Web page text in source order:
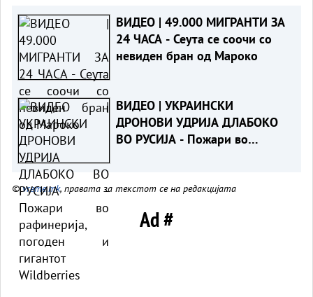
ВИДЕО | 49.000 МИГРАНТИ ЗА
24 ЧАСА - Сеута се соочи со
невиден бран од Мароко
ВИДЕО | УКРАИНСКИ
ДРОНОВИ УДРИЈА ДЛАБОКО
ВО РУСИЈА - Пожари во
©vreme.mk, правата за текстот се на редакцијата
Ad #